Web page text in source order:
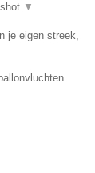
▼
je eigen streek,